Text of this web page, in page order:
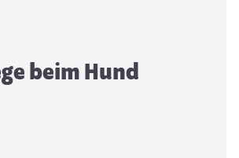
beim Hund